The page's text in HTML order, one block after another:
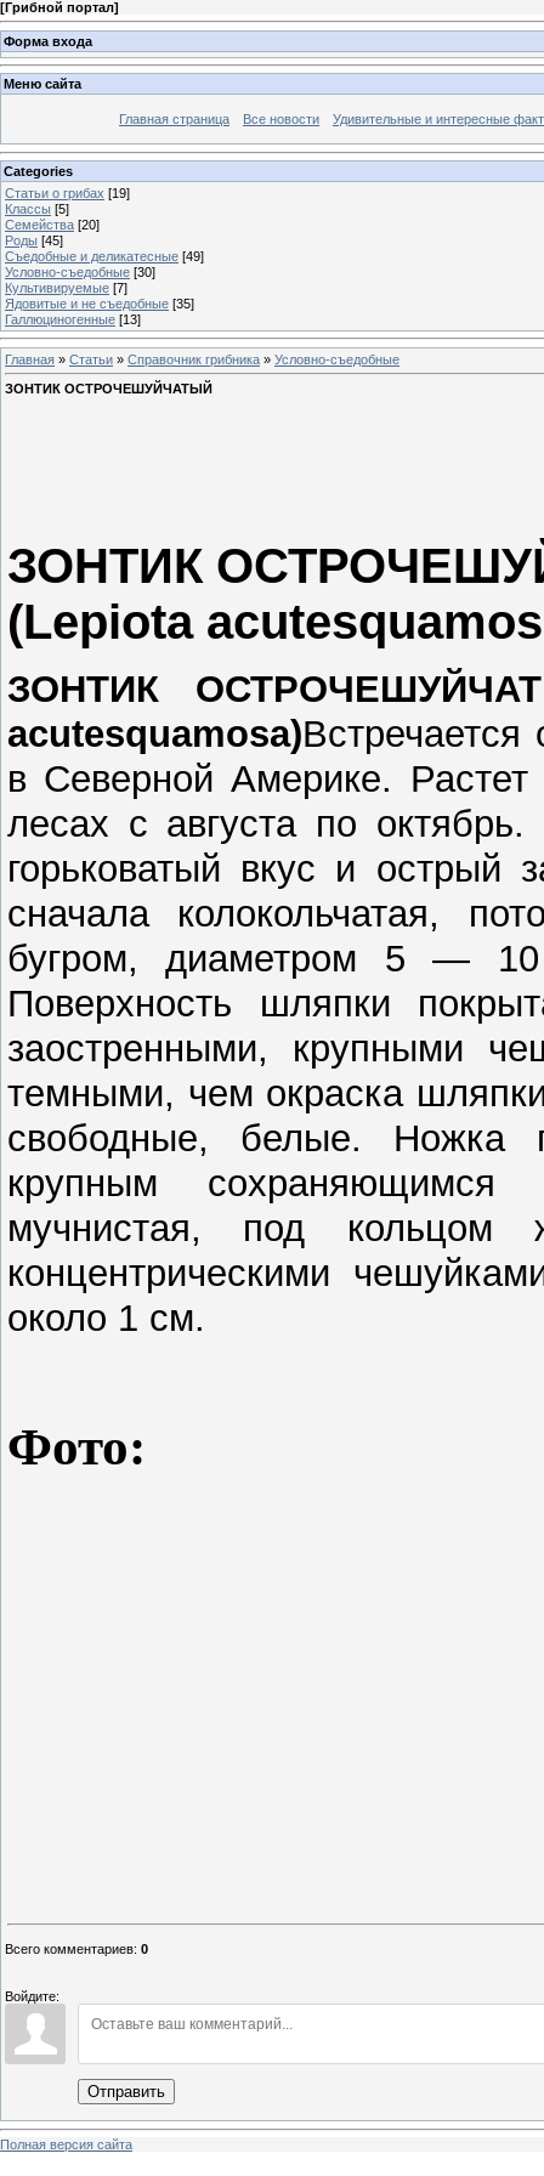
[Грибной портал]
Форма входа
Меню сайта
Главная страница Все новости Удивительные и интересные
Categories
Статьи о грибах [19]
Классы [5]
Семейства [20]
Роды [45]
Съедобные и деликатесные [49]
Условно-съедобные [30]
Культивируемые [7]
Ядовитые и не съедобные [35]
Галлюциногенные [13]
Главная » Статьи » Справочник грибника » Условно-съедобные
ЗОНТИК ОСТРОЧЕШУЙЧАТЫЙ
ЗОНТИК
(Lepiota
ЗОНТИК
acutesquamosa)
в Северной Америке.
лесах с августа по октябрь.
горьковатый вкус и острый
сначала колокольчатая,
бугром, диаметром 5 — 10
Поверхность шляпки
заостренными, крупными
темными, чем окраска
свободные, белые. Ножка
крупным
мучнистая, под кольцом
концентрическими
около 1 см.
Фото:
Всего комментариев: 0
Войдите:
Отправить
Полная версия сайта